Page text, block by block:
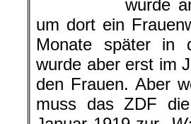
wurde
um dort ein
Monate später in
wurde aber erst im
den Frauen. Aber
muss das ZDF